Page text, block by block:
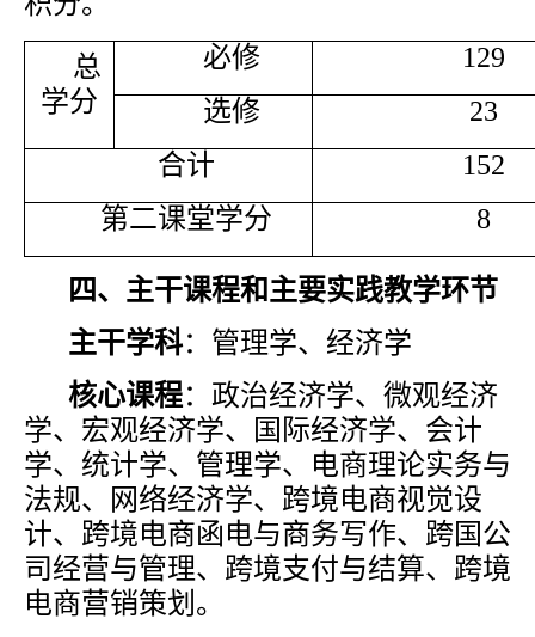
总
学分
必修
129
选修
23
合计
152
第二课堂学分
8
四、 主干课程和主要实践教学环节
主干学科：管理学、经济学
核心课程：政治经济学、微观经济
学、宏观经济学、国际经济学、会计
学、统计学、管理学、电商理论实务与
法规、网络经济学、跨境电商视觉设
计、跨境电商函电与商务写作、跨国公
司经营与管理、跨境支付与结算、跨境
电商营销策划。